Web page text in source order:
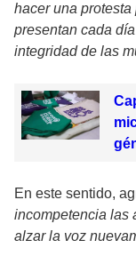
hacer una
presentan cada
integridad de las
En este sentido,
incompetencia las
alzar la voz